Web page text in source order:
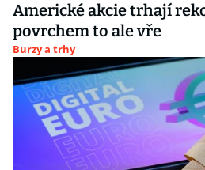
Americké akcie trhají
povrchem to ale vře
Burzy a trhy